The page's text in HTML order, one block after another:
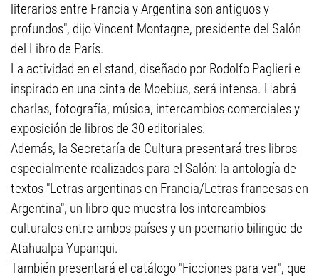
literarios entre Francia y Argentina son antiguos y
profundos", dijo Vincent Montagne, presidente del Salón
del Libro de París.
La actividad en el stand, diseñado por Rodolfo Paglieri e
inspirado en una cinta de Moebius, será intensa. Habrá
charlas, fotografía, música, intercambios comerciales y
exposición de libros de 30 editoriales.
Además, la Secretaría de Cultura presentará tres libros
especialmente realizados para el Salón: la antología de
textos "Letras argentinas en Francia/Letras francesas en
Argentina", un libro que muestra los intercambios
culturales entre ambos países y un poemario bilingüe de
Atahualpa Yupanqui.
También presentará el catálogo "Ficciones para ver", que